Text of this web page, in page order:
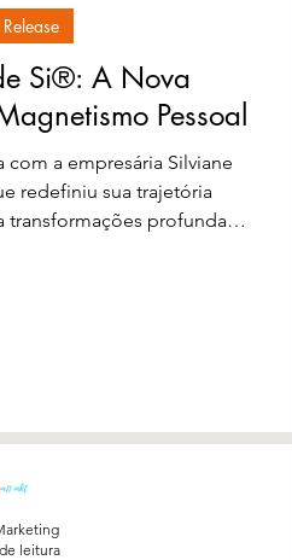
Si®: A Nova
Pessoal
a empresária Silviane
redefiniu sua trajetória
profundas
leitura